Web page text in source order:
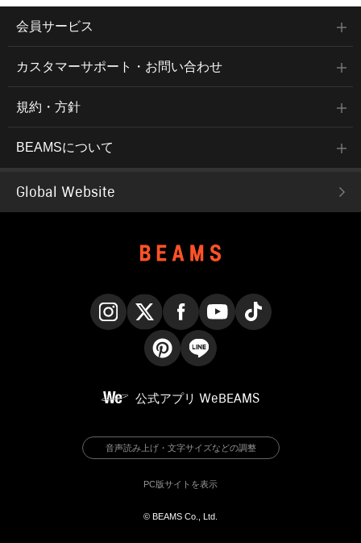
会員サービス
カスタマーサポート・お問い合わせ
規約・方針
BEAMSについて
Global Website
公式アプリ WeBEAMS
音声読み上げ・文字サイズなどの調整
PC版サイトを表示
© BEAMS Co., Ltd.